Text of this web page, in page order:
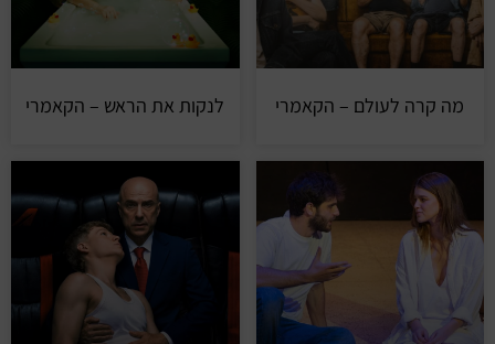
מה קרה לעולם – הקאמרי לנקות את הראש – הקאמרי